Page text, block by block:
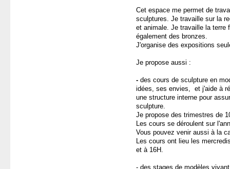
Cet espace me permet de
sculptures. Je travaille sur la
et animale. Je travaille la terre
également des bronzes.
J'organise des expositions
Je propose aussi :
- des cours de sculpture en
idées, ses envies, et j'aide à
une structure interne pour
sculpture.
Je propose des trimestres de
Les cours se déroulent sur
Vous pouvez venir aussi à la
Les cours ont lieu les
et à 16H.
- des stages de modèles